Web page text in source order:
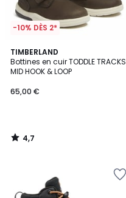
-10% DÈS 2*
TIMBERLAND
Bottines en cuir TODDLE TRACKS
MID HOOK & LOOP
65,00 €
4,7
/ 5
4,7
/